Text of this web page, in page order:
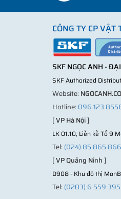
CÔNG TY CP
SKF NGỌC ANH -
SKF Authorized
Website:
Hotline: 096 123
[VP Hà Nội]
LK 01.10, Liền kề Tổ 9
Tel: (024) 85 865 866
[VP Quảng Ninh]
D908 - Khu đô thị
Tel: (0203) 6 559 395